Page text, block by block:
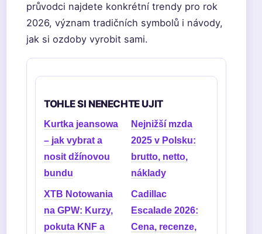
průvodci najdete konkrétní trendy pro rok
2026, význam tradičních symbolů i návody,
jak si ozdoby vyrobit sami.
TOHLE SI NENECHTE UJIT
Kurtka jeansowa
– jak vybrat a
nosit džínovou
bundu
Nejnižší mzda
2025 v Polsku:
brutto, netto,
náklady
XTB Notowania
na GPW: Kurzy,
pokuta KNF a
Cadillac
Escalade 2026:
Cena, recenze,